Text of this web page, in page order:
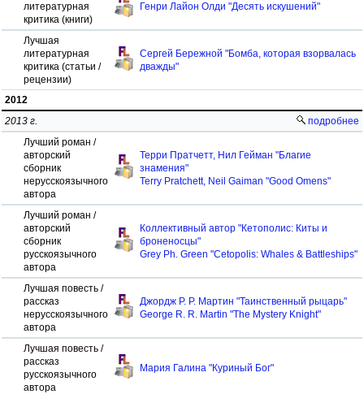
литературная
критика (книги)
Генри Лайон Олди "Десять искушений"
Лучшая
литературная
критика (статьи /
рецензии)
Сергей Бережной "Бомба, которая взорвалась
дважды"
2012
подробнее
2013 г.
Лучший роман /
авторский
сборник
нерусскоязычного
автора
Терри Пратчетт, Нил Гейман "Благие
знамения"
Terry Pratchett, Neil Gaiman "Good Omens"
Лучший роман /
авторский
сборник
русскоязычного
автора
Коллективный автор "Кетополис: Киты и
броненосцы"
Grey Ph. Green "Cetopolis: Whales & Battleships"
Лучшая повесть /
рассказ
нерусскоязычного
автора
Джордж Р. Р. Мартин "Таинственный рыцарь"
George R. R. Martin "The Mystery Knight"
Лучшая повесть /
рассказ
русскоязычного
автора
Мария Галина "Куриный Бог"